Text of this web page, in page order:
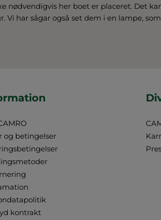
nødvendigvis her boet er placeret. Det
Vi har sågar også set dem i en lampe,
og betingelser
kontrakt